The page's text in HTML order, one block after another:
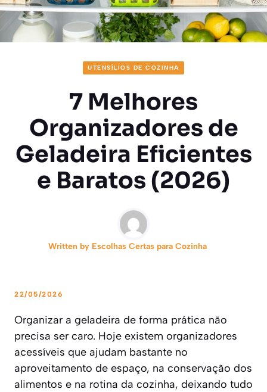
UTENSÍLIOS DE COZINHA
7 Melhores
Organizadores de
Geladeira Eficientes
e Baratos (2026)
Written by Escolhas Certas para Cozinha
22/05/2026
Organizar a geladeira de forma prática não
precisa ser caro. Hoje existem organizadores
acessíveis que ajudam bastante no
aproveitamento de espaço, na conservação dos
alimentos e na rotina da cozinha, deixando tudo